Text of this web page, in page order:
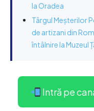
la Oradea
Târgul Meșterilor
de artizani din
întâlnire la Muzeul
Intră pe